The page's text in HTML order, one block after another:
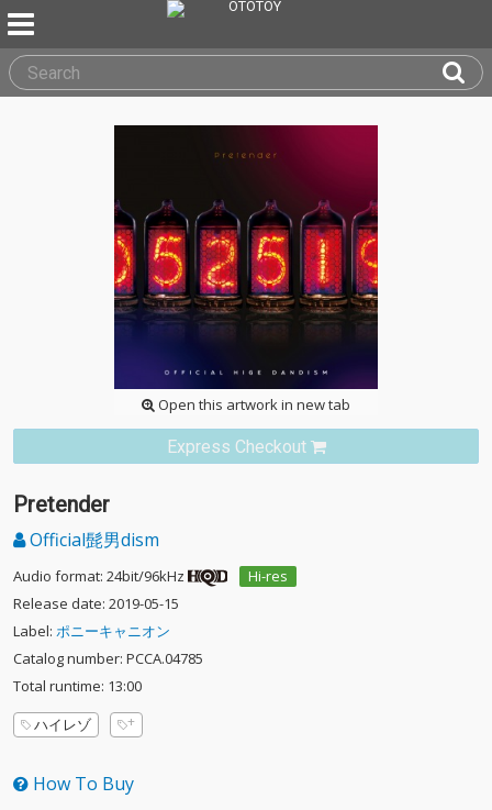
Open this artwork in new tab
Express Checkout
Pretender
Official髭男dism
Audio format: 24bit/96kHz
Hi-res
Release date: 2019-05-15
Label: ポニーキャニオン
Catalog number: PCCA.04785
Total runtime: 13:00
ハイレゾ
How To Buy